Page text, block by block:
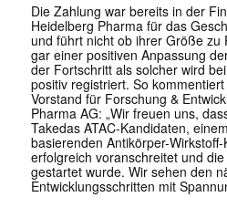
Die Zahlung war bereits in der
Heidelberg Pharma für das
und führt nicht ob ihrer Größe zu
gar einer positiven Anpassung
der Fortschritt als solcher wird
positiv registriert. So
Vorstand für Forschung &
Pharma AG: „Wir freuen uns,
Takedas ATAC-Kandidaten,
basierenden Antikörper-
erfolgreich voranschreitet und
gestartet wurde. Wir sehen den
Entwicklungsschritten mit